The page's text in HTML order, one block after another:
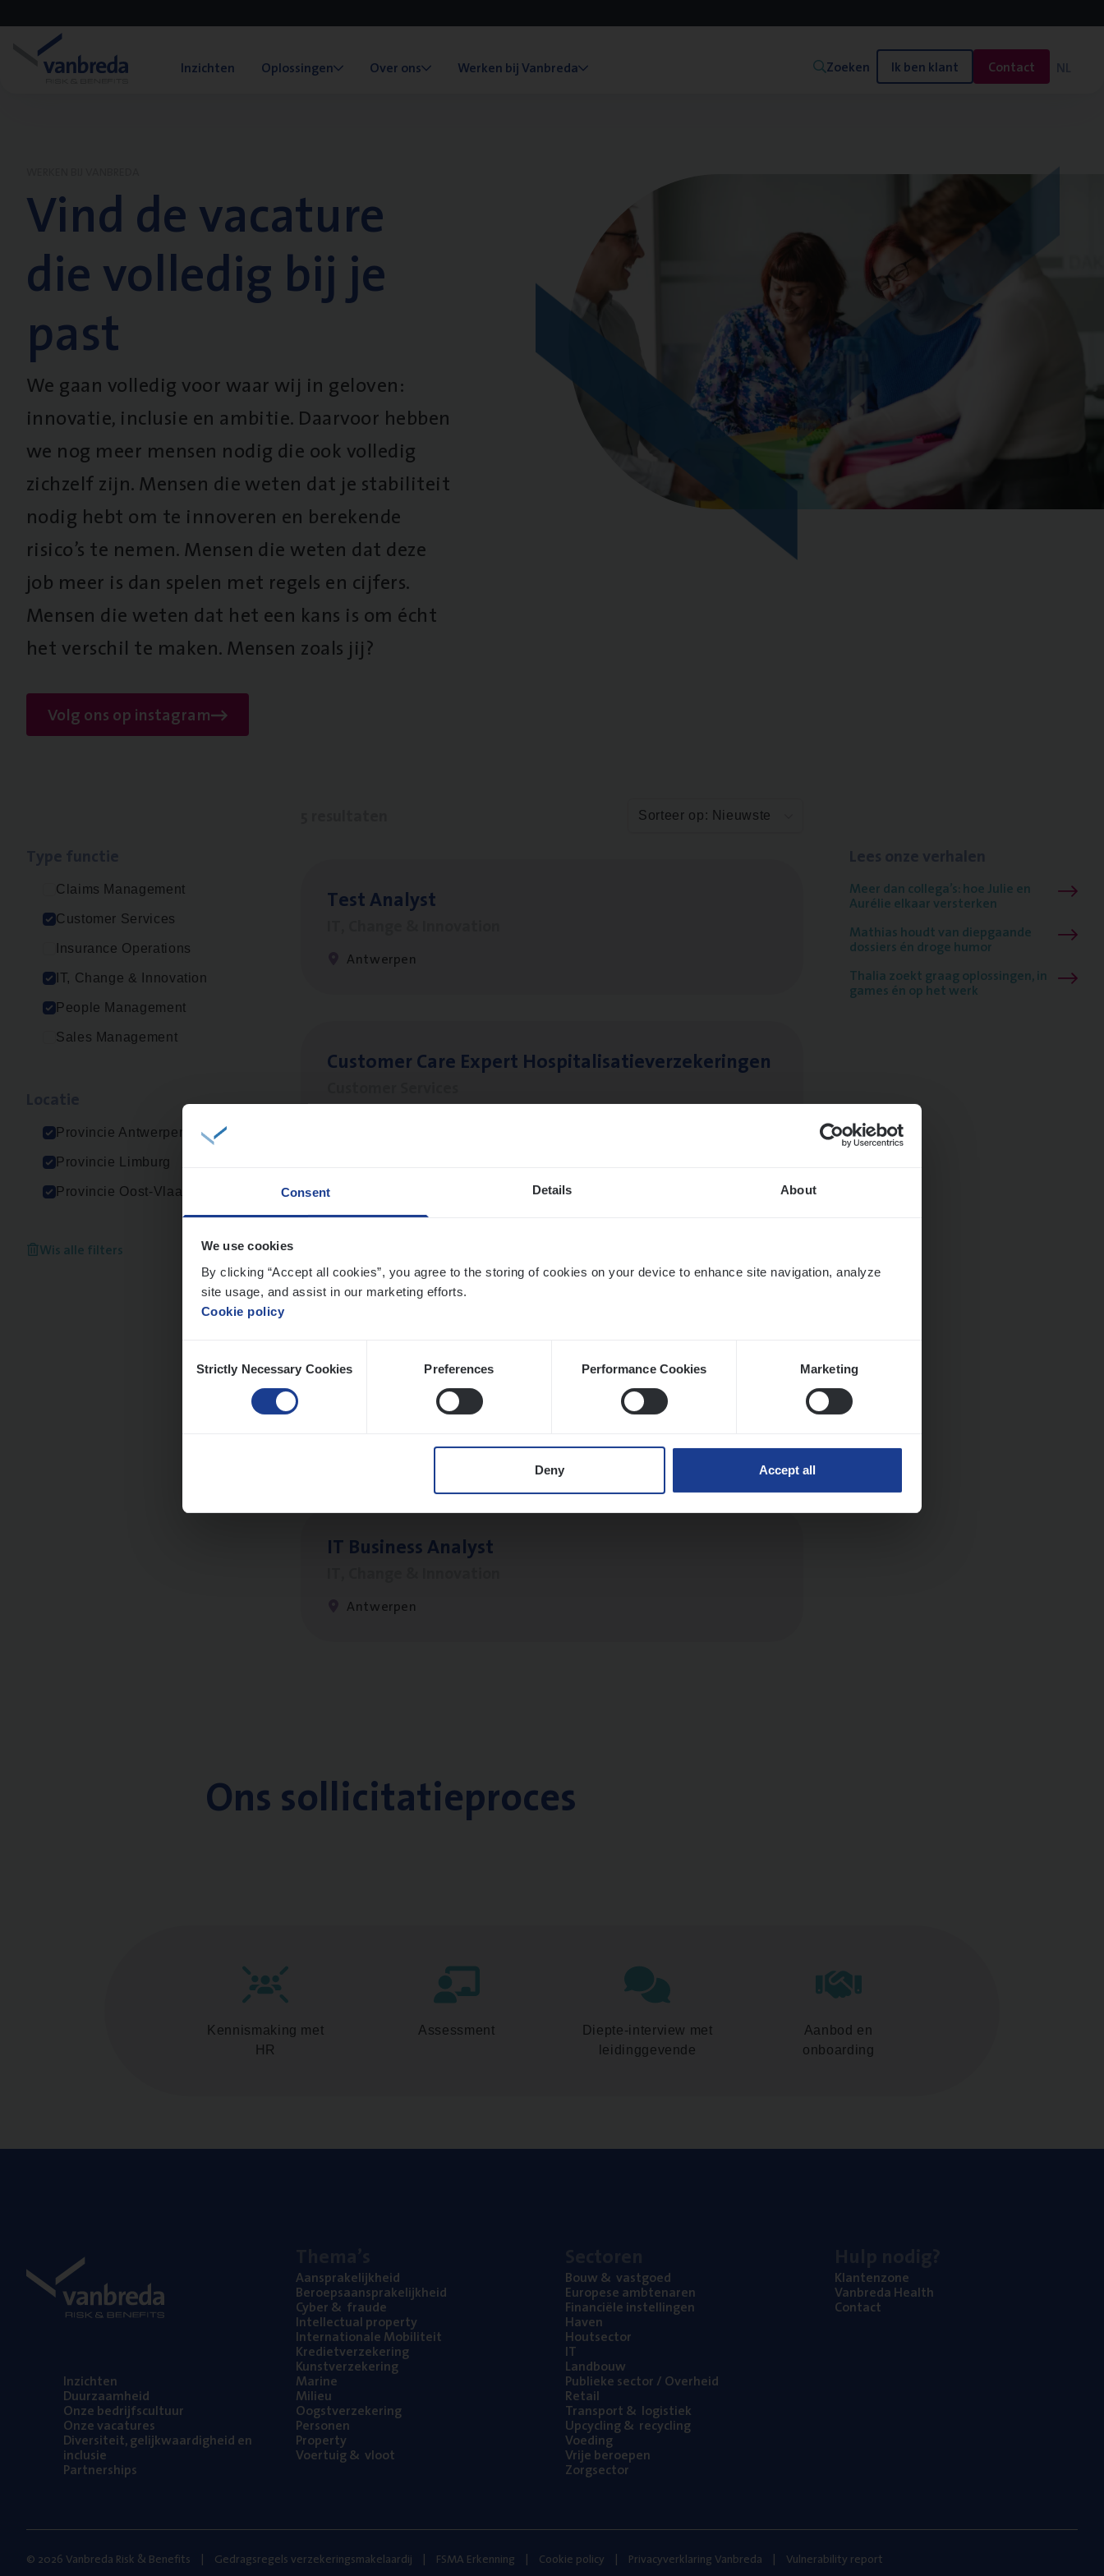
Consent Details About
We use cookies
By clicking “Accept all cookies”, you agree to the storing of cookies on your device to enhance site navigation, analyze
site usage, and assist in our marketing efforts.
Cookie policy
Selection
Strictly Necessary Cookies Preferences Performance Cookies Marketing
Deny Accept all
Inzichten Oplossingen Over ons Werken bij Vanbreda Zoeken Ik ben klant Contact NL
Vind de vacature
die volledig bij je
past
We gaan volledig voor waar wij in geloven:
innovatie, inclusie en ambitie. Daarvoor hebben
we nog meer mensen nodig die ook volledig
zichzelf zijn. Mensen die weten dat je stabiliteit
nodig hebt om te innoveren en berekende
risico’s te nemen. Mensen die weten dat deze
job meer is dan spelen met regels en cijfers.
Mensen die weten dat het een kans is om écht
het verschil te maken. Mensen zoals jij?
Volg ons op instagram
Claims Management
Customer Services
Insurance Operations
IT, Change & Innovation
People Management
Sales Management
Provincie Antwerpen
Provincie Limburg
Provincie Oost-Vlaanderen
Wis alle filters
Sorteer op: Nieuwste
Test Ana­lyst
Antwerpen
Cus­to­mer Care Expert Hospitalisatieverzekeringen
Busi­ness Mana­ger Mari­ne Cargo
Antwerpen
(Agi­le) Pro­ject Manager
IT, Change & Innovation
IT Busi­ness Analyst
Antwerpen
Meer dan collega’s: hoe Julie en
Aurélie elkaar versterken
Mathias houdt van diepgaande
dossiers én droge humor
Thalia zoekt graag oplossingen, in
games én op het werk
Ons sollicitatieproces
Kennismaking met
HR
Assessment
Diepte-interview met
leidinggevende
Aanbod en
onboarding
Inzich­ten
Duur­zaam­heid
Onze bedrijfs­cul­tuur
Onze vaca­tu­res
Diver­si­teit, gelijk­waar­dig­heid en
inclusie
Part­ner­ships
Aan­spra­ke­lijk­heid
Beroeps­aan­spra­ke­lijk­heid
Cyber& fraude
Intel­lec­tu­al property
Inter­na­ti­o­na­le Mobiliteit
Kre­diet­ver­ze­ke­ring
Kunst­ver­ze­ke­ring
Mari­ne
Mili­eu
Oogst­ver­ze­ke­ring
Per­so­nen
Pro­per­ty
Voer­tuig& vloot
Bouw& vastgoed
Euro­pe­se ambtenaren
Finan­ci­ë­le instellingen
Haven
Hout­sec­tor
IT
Land­bouw
Publie­ke sec­tor / Overheid
Retail
Trans­port& logistiek
Upcy­cling& recycling
Voe­ding
Vrije beroe­pen
Zorg­sec­tor
Klan­ten­zo­ne
Van­b­re­da Health
Con­tact
© 2026 Vanbreda Risk & Benefits Gedragsregels verzekeringsmakelaardij FSMA Erkenning Cookie policy Privacyverklaring Vanbreda Vulnerability report